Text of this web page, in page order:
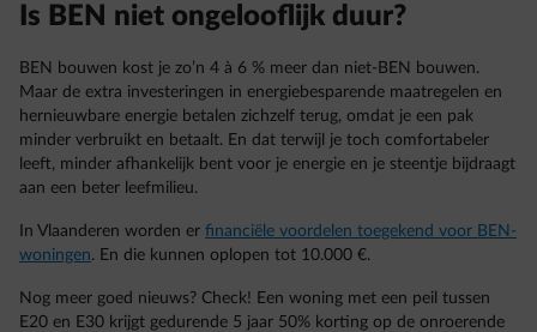
Is BEN niet ongelooflijk duur?
BEN bouwen kost je zo’n 4 à 6 % meer dan niet-BEN bouwen.
Maar de extra investeringen in energiebesparende maatregelen en
hernieuwbare energie betalen zichzelf terug, omdat je een pak
minder verbruikt en betaalt. En dat terwijl je toch comfortabeler
leeft, minder afhankelijk bent voor je energie en je steentje bijdraagt
aan een beter leefmilieu.
In Vlaanderen worden er financiële voordelen toegekend voor BEN-
woningen. En die kunnen oplopen tot 10.000 €.
Nog meer goed nieuws? Check! Een woning met een peil tussen
E20 en E30 krijgt gedurende 5 jaar 50% korting op de onroerende